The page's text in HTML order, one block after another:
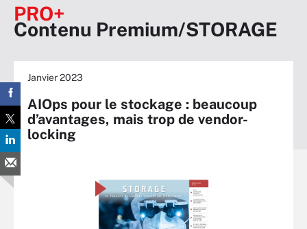
PRO+
Contenu Premium/STORAGE
Janvier 2023
AIOps pour le stockage : beaucoup
d’avantages, mais trop de vendor-
locking